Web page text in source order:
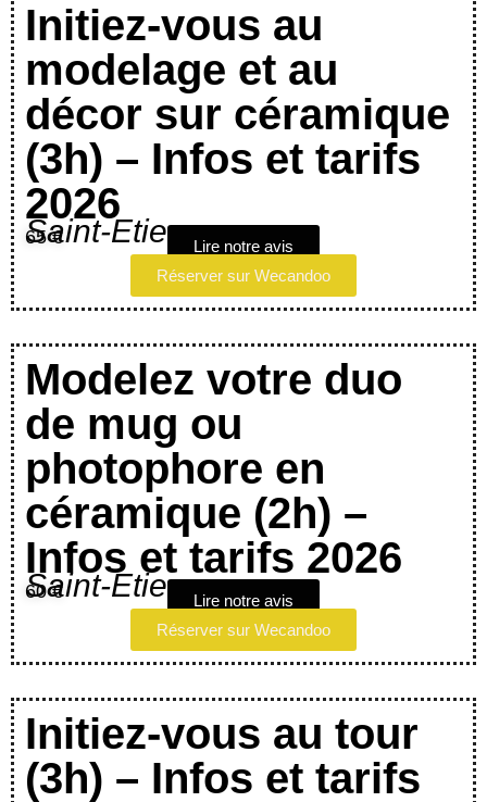
Initiez-vous au
modelage et au
décor sur céramique
(3h) – Infos et tarifs
2026
Saint-Etienne
65 €
Lire notre avis
Réserver sur Wecandoo
Modelez votre duo
de mug ou
photophore en
céramique (2h) –
Infos et tarifs 2026
Saint-Etienne
60 €
Lire notre avis
Réserver sur Wecandoo
Initiez-vous au tour
(3h) – Infos et tarifs